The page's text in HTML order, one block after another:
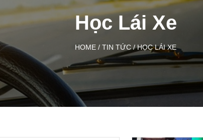
Học Lái Xe
HOME / TIN TỨC/HỌC LÁI XE